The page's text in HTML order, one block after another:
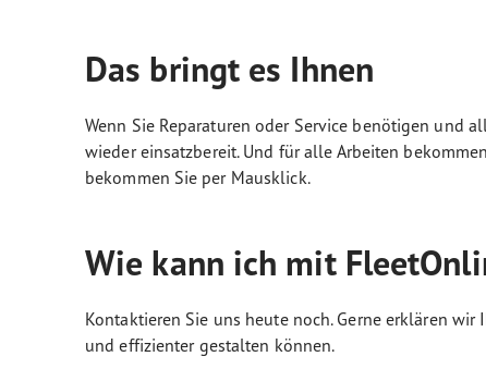
Das bringt es Ihnen
Wenn Sie Reparaturen oder Service benötigen und
wieder einsatzbereit. Und für alle Arbeiten
bekommen Sie per Mausklick.
Wie kann ich mit
Kontaktieren Sie uns heute noch. Gerne erklären
und effizienter gestalten können.